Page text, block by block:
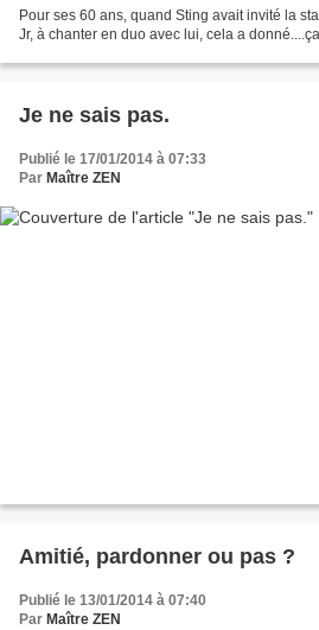
Pour ses 60 ans, quand Sting avait invité la
Jr, à chanter en duo avec lui, cela a
Je ne sais pas.
Publié le 17/01/2014 à 07:33
Par Maître ZEN
Amitié, pardonner ou pas ?
Publié le 13/01/2014 à 07:40
Par Maître ZEN